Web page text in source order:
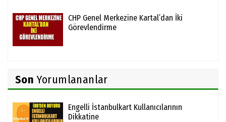
CHP Genel Merkezine Kartal’dan İki
Görevlendirme
Son Yorumlananlar
Engelli İstanbulkart Kullanıcılarının
Dikkatine